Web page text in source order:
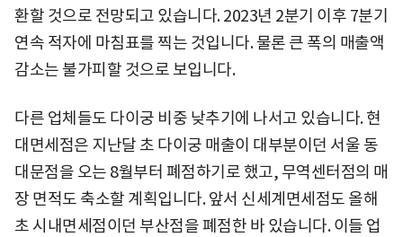
환할 것으로 전망되고 있습니다. 2023년 2분기 이후 7분기
연속 적자에 마침표를 찍는 것입니다. 물론 큰 폭의 매출액
감소는 불가피할 것으로 보입니다.
다른 업체들도 다이궁 비중 낮추기에 나서고 있습니다. 현
대면세점은 지난달 초 다이궁 매출이 대부분이던 서울 동
대문점을 오는 8월부터 폐점하기로 했고, 무역센터점의 매
장 면적도 축소할 계획입니다. 앞서 신세계면세점도 올해
초 시내면세점이던 부산점을 폐점한 바 있습니다. 이들 업